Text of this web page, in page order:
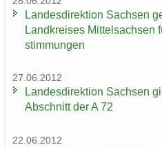
Lan­des­di­rek­ti­on Sach­sen
Land­krei­ses Mit­tel­sach­sen
stim­mun­gen
27.06.2012
Lan­des­di­rek­ti­on Sach­sen
Ab­schnitt der A 72
22.06.2012